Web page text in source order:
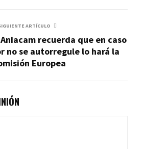
ARTÍCULO
recuerda que en caso
no se autorregule lo hará la
Europea